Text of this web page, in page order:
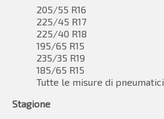
205/55 R16
225/45 R17
225/40 R18
195/65 R15
235/35 R19
185/65 R15
Tutte le misure di pneumatici
Stagione